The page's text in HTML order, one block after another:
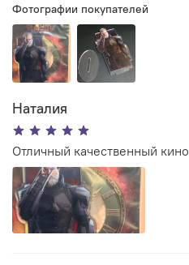
Фотографии покупателей
Наталия
Отличный качественный